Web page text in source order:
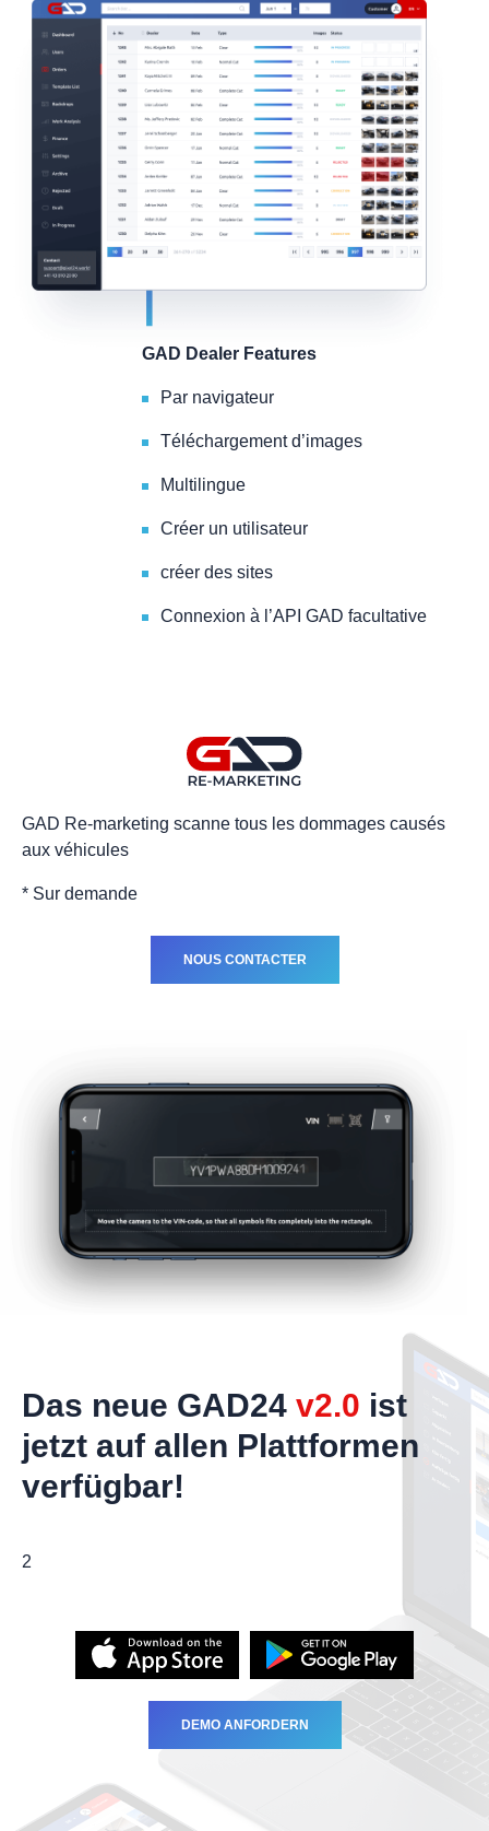
GAD Dealer Features
Par navigateur
Téléchargement d’images
Multilingue
Créer un utilisateur
créer des sites
Connexion à l’API GAD facultative
GAD Re-marketing scanne tous les dommages causés
aux véhicules
* Sur demande
NOUS CONTACTER
Das neue GAD24 v2.0 ist
jetzt auf allen Plattformen
verfügbar!
2
DEMO ANFORDERN